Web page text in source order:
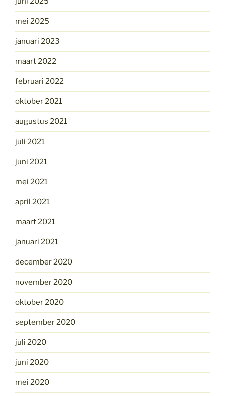
mei 2025
januari 2023
maart 2022
februari 2022
oktober 2021
augustus 2021
juli 2021
juni 2021
mei 2021
april 2021
maart 2021
januari 2021
december 2020
november 2020
oktober 2020
september 2020
juli 2020
juni 2020
mei 2020